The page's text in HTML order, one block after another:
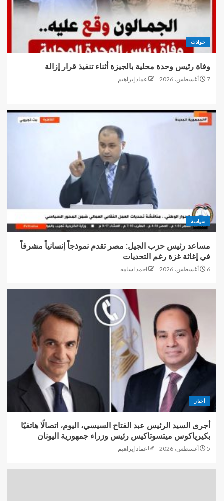
حوادث
وفاة رئيس وحدة محلية بالجيزة أثناء تنفيذ قرار إزالة
7 أغسطس، 2026 عماد إبراهيم
سياسة
مساعد رئيس حزب الجيل: مصر تقدم نموذجاً إنسانياً مشرفاً
في إغاثة غزة رغم التحديات
6 أغسطس، 2026 احمد اسامه
أخبار
أجرى السيد الرئيس عبد الفتاح السيسي، اليوم، اتصالًا هاتفيًا
بكيرياكوس ميتسوتاكيس رئيس وزراء جمهورية اليونان
5 أغسطس، 2026 عماد إبراهيم